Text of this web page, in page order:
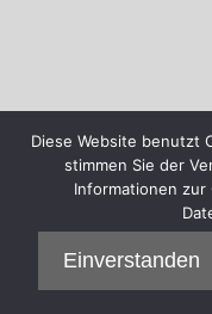
Diese Website benutzt
stimmen Sie der
Informationen
Einverstanden